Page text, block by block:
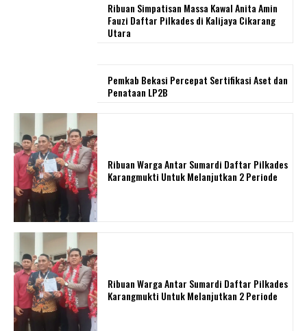
Ribuan Simpatisan Massa Kawal Anita Amin
Fauzi Daftar Pilkades di Kalijaya Cikarang
Utara
Pemkab Bekasi Percepat Sertifikasi Aset dan
Penataan LP2B
Ribuan Warga Antar Sumardi Daftar Pilkades
Karangmukti Untuk Melanjutkan 2 Periode
Ribuan Warga Antar Sumardi Daftar Pilkades
Karangmukti Untuk Melanjutkan 2 Periode